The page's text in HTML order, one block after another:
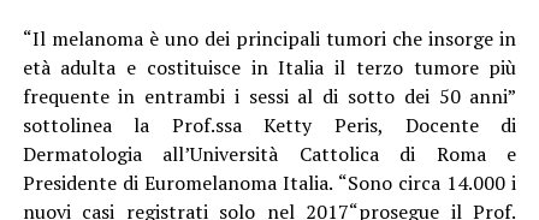
“Il melanoma è uno dei principali tumori che insorge in
età adulta e costituisce in Italia il terzo tumore più
frequente in entrambi i sessi al di sotto dei 50 anni”
sottolinea la Prof.ssa Ketty Peris, Docente di
Dermatologia all’Università Cattolica di Roma e
Presidente di Euromelanoma Italia. “Sono circa 14.000 i
nuovi casi registrati solo nel 2017“prosegue il Prof.